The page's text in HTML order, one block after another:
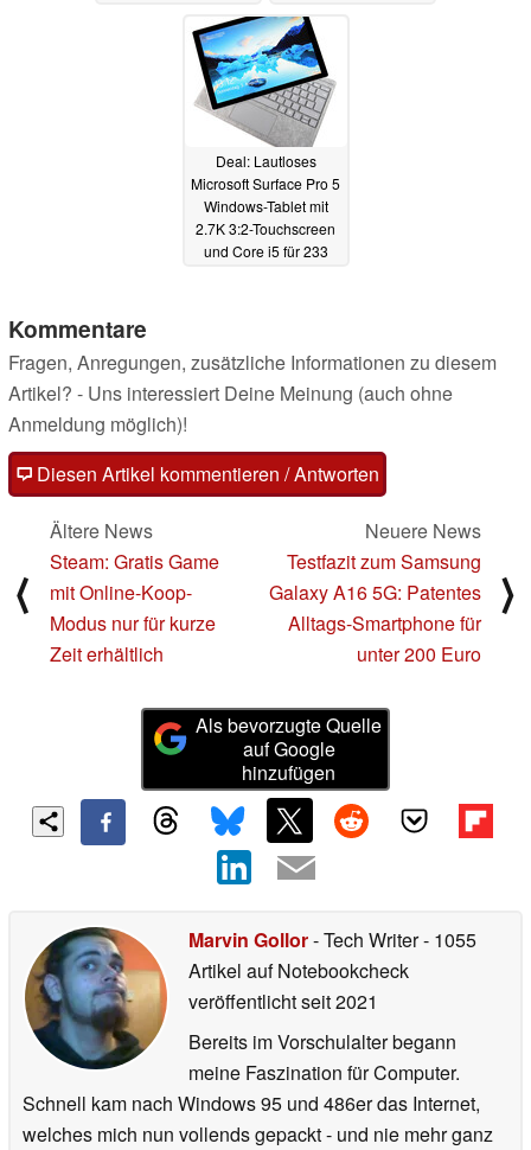
Deal: Lautloses
Microsoft Surface Pro 5
Windows-Tablet mit
2.7K 3:2-Touchscreen
und Core i5 für 233
Kommentare
Fragen, Anregungen, zusätzliche Informationen zu diesem
Artikel? - Uns interessiert Deine Meinung (auch ohne
Anmeldung möglich)!
Diesen Artikel kommentieren / Antworten
⟨
Ältere News
Steam: Gratis Game
mit Online-Koop-
Modus nur für kurze
Zeit erhältlich
Neuere News
Testfazit zum Samsung
Galaxy A16 5G: Patentes
Alltags-Smartphone für
unter 200 Euro
⟩
Als bevorzugte Quelle
auf Google
hinzufügen
Marvin Gollor- Tech Writer- 1055
Artikel auf Notebookcheck
veröffentlichtseit 2021
Bereits im Vorschulalter begann
meine Faszination für Computer.
Schnell kam nach Windows 95 und 486er das Internet,
welches mich nun vollends gepackt - und nie mehr ganz